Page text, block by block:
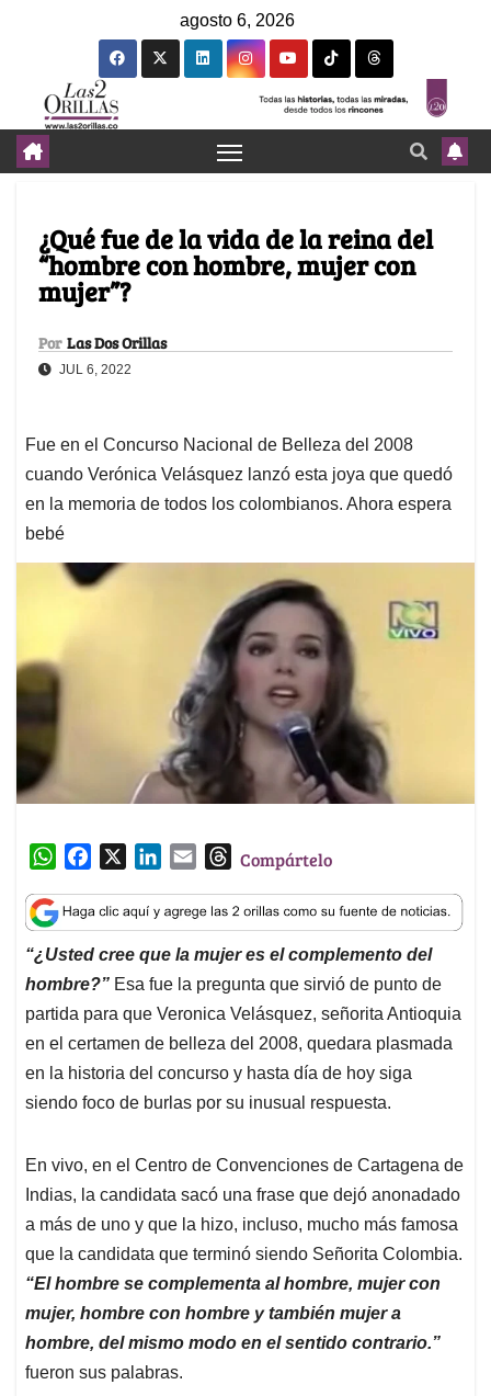
agosto 6, 2026
¿Qué fue de la vida de la reina del
“hombre con hombre, mujer con
mujer”?
Por Las Dos Orillas
JUL 6, 2022
Fue en el Concurso Nacional de Belleza del 2008
cuando Verónica Velásquez lanzó esta joya que quedó
en la memoria de todos los colombianos. Ahora espera
bebé
W
a
t
s
A
p
p
c
e
b
o
o
k
n
k
e
d
I
n
a
i
l
T
r
e
a
d
s
Compártelo
“¿Usted cree que la mujer es el complemento del
hombre?” Esa fue la pregunta que sirvió de punto de
partida para que Veronica Velásquez, señorita Antioquia
en el certamen de belleza del 2008, quedara plasmada
en la historia del concurso y hasta día de hoy siga
siendo foco de burlas por su inusual respuesta.
En vivo, en el Centro de Convenciones de Cartagena de
Indias, la candidata sacó una frase que dejó anonadado
a más de uno y que la hizo, incluso, mucho más famosa
que la candidata que terminó siendo Señorita Colombia.
“El hombre se complementa al hombre, mujer con
mujer, hombre con hombre y también mujer a
hombre, del mismo modo en el sentido contrario.”
fueron sus palabras.